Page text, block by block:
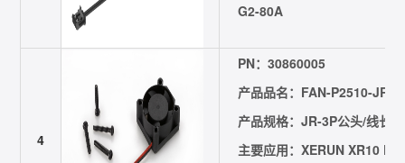
G2-80A
4
PN：30860005
产品品名：FAN-P2510-
产品规格：JR-3P公头/线长
主要应用：XERUN XR10